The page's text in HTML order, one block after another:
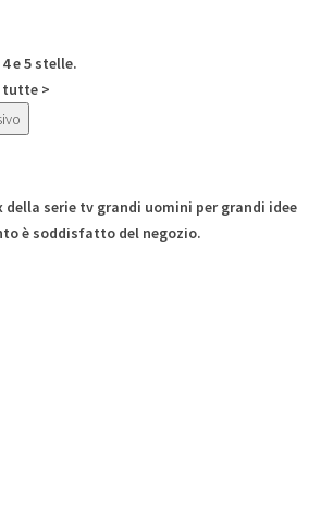
e 5 stelle.
tutte >
serie tv grandi uomini per grandi idee
è soddisfatto del negozio.